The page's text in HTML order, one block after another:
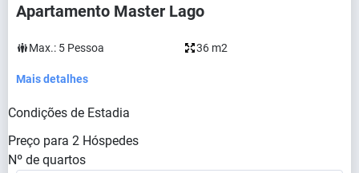
Apartamento Master Lago
Max.: 5 Pessoa 36 m2
Mais detalhes
Condições de Estadia
Preço para 2 Hóspedes
Nº de quartos